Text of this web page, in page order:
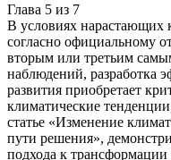
Глава 5 из 7
В условиях нарастающих
согласно официальному
вторым или третьим
наблюдений, разработка
развития приобретает
климатические
статье «Изменение
пути решения»,
подхода к